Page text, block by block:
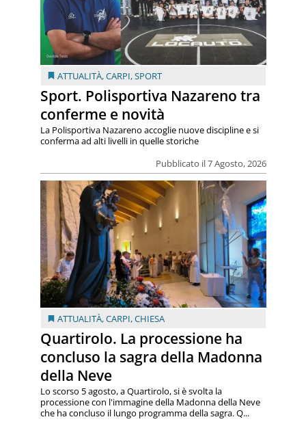
ATTUALITÀ,CARPI,SPORT
Sport. Polisportiva Nazareno tra
conferme e novità
Pubblicato il 7 Agosto, 2026
La Polisportiva Nazareno accoglie nuove discipline e si
conferma ad alti livelli in quelle storiche
ATTUALITÀ,CARPI,CHIESA
Quartirolo. La processione ha
concluso la sagra della Madonna
della Neve
Lo scorso 5 agosto, a Quartirolo, si è svolta la
processione con l'immagine della Madonna della Neve
che ha concluso il lungo programma della sagra. Q...